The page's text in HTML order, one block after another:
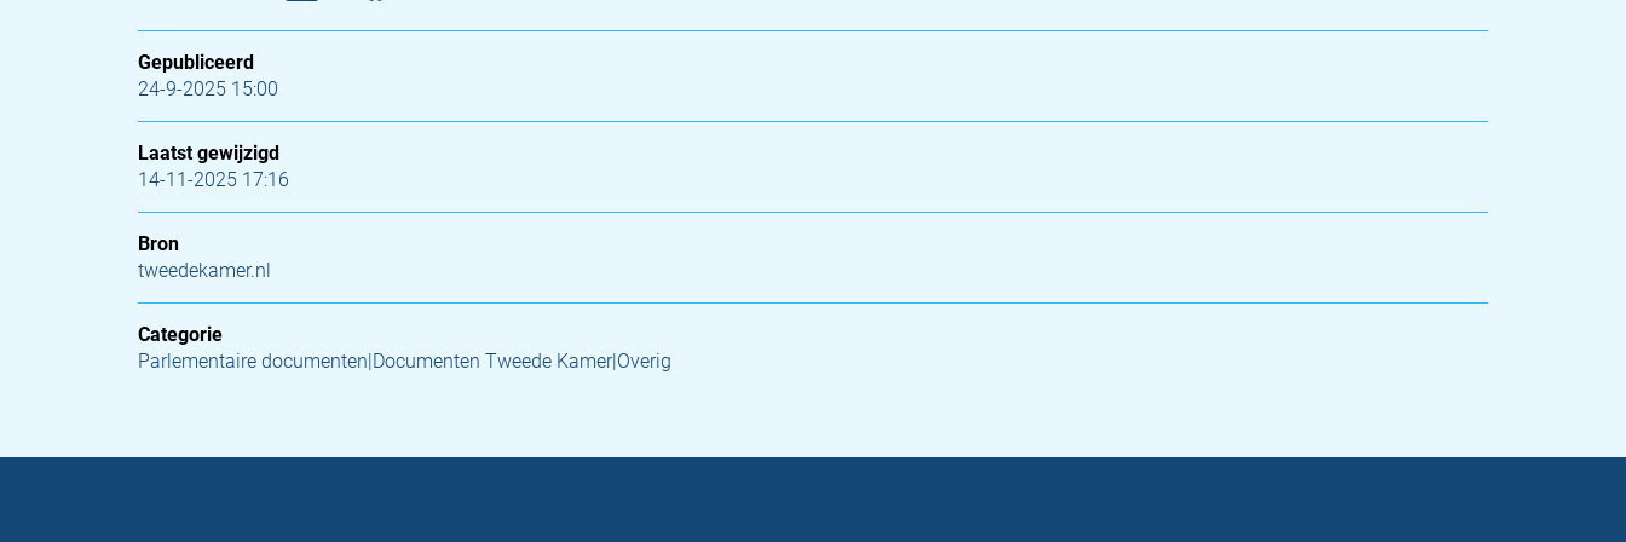
Gepubliceerd
24-9-2025 15:00
Laatst gewijzigd
14-11-2025 17:16
Bron
tweedekamer.nl
Categorie
Parlementaire documenten|Documenten Tweede Kamer|Overig